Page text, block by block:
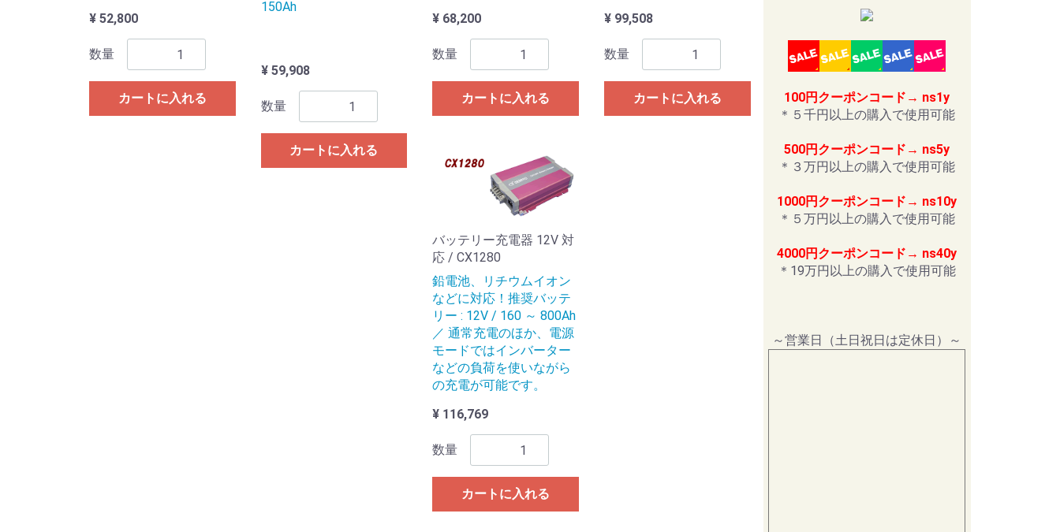
¥ 52,800
数量
カートに入れる
150Ah
¥ 59,908
数量
カートに入れる
¥ 68,200
数量
カートに入れる
¥ 99,508
数量
カートに入れる
バッテリー充電器 12V 対
応 / CX1280
鉛電池、リチウムイオン
などに対応！推奨バッテ
リー : 12V / 160 ～ 800Ah
／ 通常充電のほか、電源
モードではインバーター
などの負荷を使いながら
の充電が可能です。
¥ 116,769
数量
カートに入れる
100円クーポンコード→ ns1y
＊５千円以上の購入で使用可能
500円クーポンコード→ ns5y
＊３万円以上の購入で使用可能
1000円クーポンコード→ ns10y
＊５万円以上の購入で使用可能
4000円クーポンコード→ ns40y
＊19万円以上の購入で使用可能
～営業日（土日祝日は定休日）～